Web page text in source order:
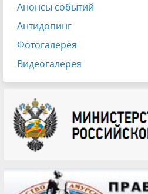
Анонсы событий
Антидопинг
Фотогалерея
Видеогалерея